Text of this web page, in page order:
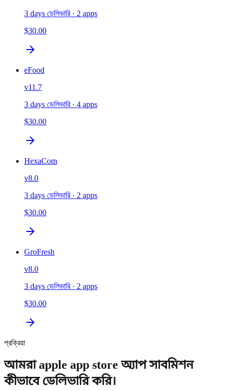
3 days ডেলিভারি· 2 apps
$30.00
eFood
v11.7
3 days ডেলিভারি· 4 apps
$30.00
HexaCom
v8.0
3 days ডেলিভারি· 2 apps
$30.00
GroFresh
v8.0
3 days ডেলিভারি· 2 apps
$30.00
প্রক্রিয়া
আমরা apple app store অ্যাপ সাবমিশন
কীভাবে ডেলিভারি করি।